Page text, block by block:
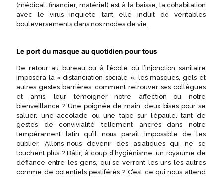
(médical, financier, matériel) est à la baisse, la cohabitation
avec le virus inquiète tant elle induit de véritables
bouleversements dans nos modes de vie.
Le port du masque au quotidien pour tous
De retour au bureau ou à l’école où l’injonction sanitaire
imposera la « distanciation sociale », les masques, gels et
autres gestes barrières, comment retrouver ses collègues
et amis, leur témoigner notre affection ou notre
bienveillance ? Une poignée de main, deux bises pour se
saluer, une accolade ou une tape sur l’épaule, tant de
gestes de convivialité tellement ancrés dans notre
tempérament latin qu’il nous paraît impossible de les
oublier. Allons-nous devenir des asiatiques qui ne se
touchent plus ? Bâtir, à coup d’hygiénisme, un royaume de
défiance entre les gens, qui se verront les uns les autres
comme de potentiels pestiférés ? C’est ce qui nous attend